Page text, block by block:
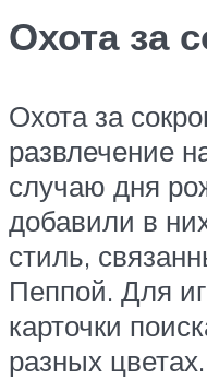
Охота за
Охота за
развлечение
случаю дня
добавили в
стиль,
Пеппой. Для
карточки
разных цветах.